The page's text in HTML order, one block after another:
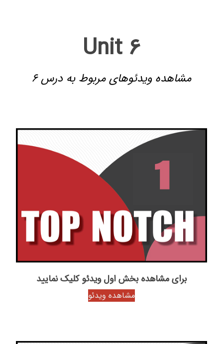
Unit 6
مشاهده ویدئوهای مربوط به درس 6
برای مشاهده بخش اول ویدئو کلیک نمایید
مشاهده ویدئو